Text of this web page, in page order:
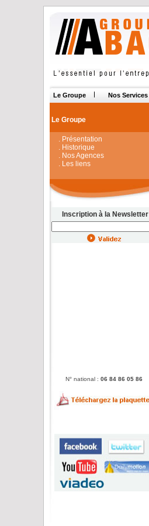
Le Groupe Nos Services
Le Groupe
. Présentation
. Historique
. Nos Agences
. Les liens
Inscription à la Newsletter
N° national : 06 84 86 05 86